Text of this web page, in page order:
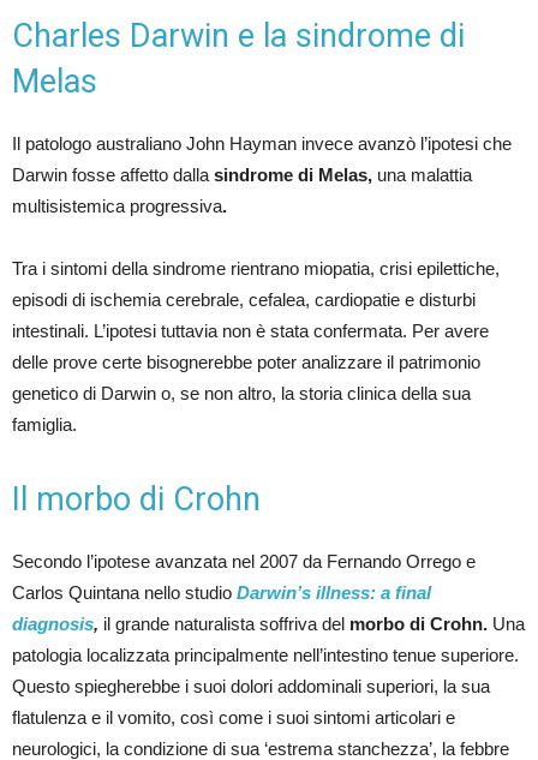
Charles Darwin e la sindrome di
Melas
Il patologo australiano John Hayman invece avanzò l’ipotesi che
Darwin fosse affetto dalla sindrome di Melas, una malattia
multisistemica progressiva.
Tra i sintomi della sindrome rientrano miopatia, crisi epilettiche,
episodi di ischemia cerebrale, cefalea, cardiopatie e disturbi
intestinali. L’ipotesi tuttavia non è stata confermata. Per avere
delle prove certe bisognerebbe poter analizzare il patrimonio
genetico di Darwin o, se non altro, la storia clinica della sua
famiglia.
Il morbo di Crohn
Secondo l’ipotese avanzata nel 2007 da Fernando Orrego e
Carlos Quintana nello studio Darwin’s illness: a final
diagnosis, il grande naturalista soffriva del morbo di Crohn. Una
patologia localizzata principalmente nell’intestino tenue superiore.
Questo spiegherebbe i suoi dolori addominali superiori, la sua
flatulenza e il vomito, così come i suoi sintomi articolari e
neurologici, la condizione di sua ‘estrema stanchezza’, la febbre